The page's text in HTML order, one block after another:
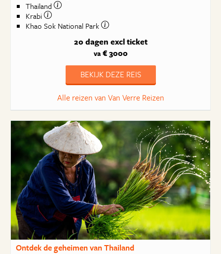
Thailand
Krabi
Khao Sok National Park
20 dagen excl ticket
va€ 3000
BEKIJK DEZE REIS
Alle reizen van Van Verre Reizen
Ontdek de geheimen van Thailand